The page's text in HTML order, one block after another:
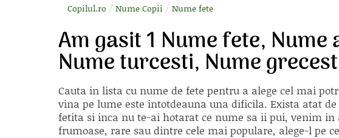
Copilul.ro / Nume Copii / Nume fete
Am gasit 1 Nume fete,
Nume turcesti, Nume
Cauta in lista cu nume de fete pentru a alege cel mai
vina pe lume este intotdeauna una dificila. Exista atat
fetita si inca nu te-ai hotarat ce nume sa ii pui, venim in
frumoase, rare sau dintre cele mai populare, alege-l pe